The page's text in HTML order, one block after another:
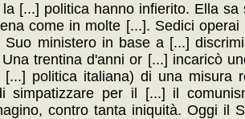
[...] politica hanno infierito. Ella
come in molte [...]. Sedici
Suo ministero in base a [...]
trentina d'anni or [...] incaricò
[...] politica italiana) di una misura
simpatizzare per il [...] il
contro tanta iniquità. Oggi il